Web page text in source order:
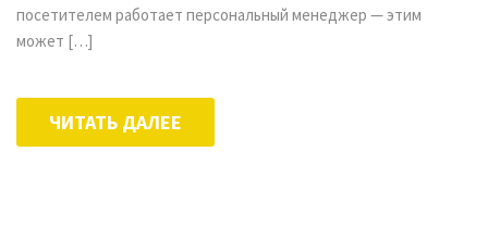
посетителем работает персональный менеджер — этим
может […]
ЧИТАТЬ ДАЛЕЕ